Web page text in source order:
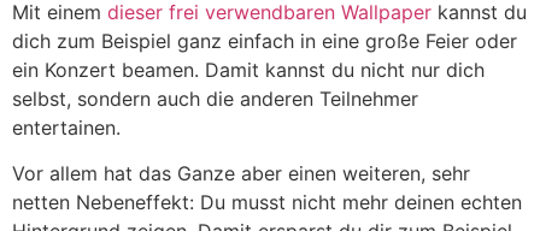
Mit einem dieser frei verwendbaren Wallpaper kannst du
dich zum Beispiel ganz einfach in eine große Feier oder
ein Konzert beamen. Damit kannst du nicht nur dich
selbst, sondern auch die anderen Teilnehmer
entertainen.
Vor allem hat das Ganze aber einen weiteren, sehr
netten Nebeneffekt: Du musst nicht mehr deinen echten